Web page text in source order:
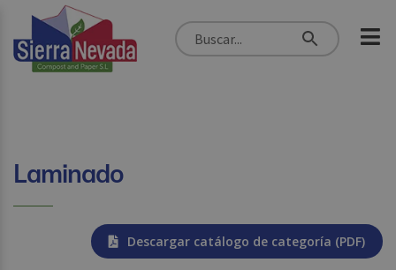
Laminado
Descargar catálogo de categoría (PDF)